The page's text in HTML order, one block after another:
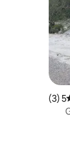
التقييم 5 من 5، 3 مراجعات5 (3)